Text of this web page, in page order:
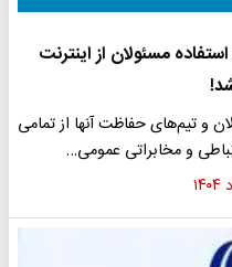
مسئولان از اینترنت
و تیم‌های حفاظت آنها از تمامی
و مخابراتی عمومی…